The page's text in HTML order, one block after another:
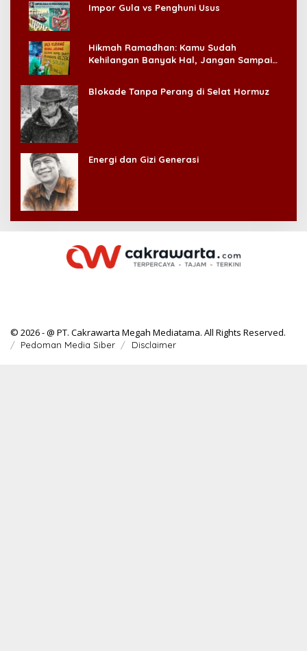
Impor Gula vs Penghuni Usus
Hikmah Ramadhan: Kamu Sudah
Kehilangan Banyak Hal, Jangan Sampai
Blokade Tanpa Perang di Selat Hormuz
Energi dan Gizi Generasi
© 2026 - @ PT. Cakrawarta Megah Mediatama. All Rights Reserved.
Pedoman Media Siber Disclaimer